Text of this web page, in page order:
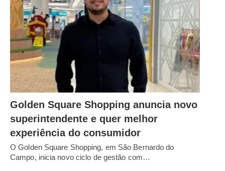
Golden Square Shopping anuncia novo
superintendente e quer melhor
experiência do consumidor
O Golden Square Shopping, em São Bernardo do
Campo, inicia novo ciclo de gestão com…